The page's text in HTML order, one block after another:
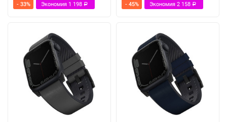
- 33% Экономия 1 198 Р - 45% Экономия 2 158 Р